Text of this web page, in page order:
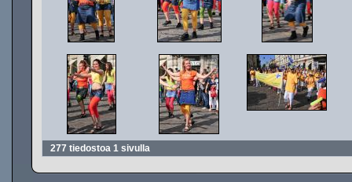
277 tiedostoa 1 sivulla